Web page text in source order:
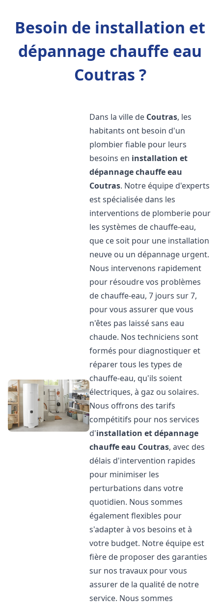
Besoin de installation et
dépannage chauffe eau
Coutras ?
Dans la ville de Coutras, les
habitants ont besoin d'un
plombier fiable pour leurs
besoins en installation et
dépannage chauffe eau
Coutras. Notre équipe d'experts
est spécialisée dans les
interventions de plomberie pour
les systèmes de chauffe-eau,
que ce soit pour une installation
neuve ou un dépannage urgent.
Nous intervenons rapidement
pour résoudre vos problèmes
de chauffe-eau, 7 jours sur 7,
pour vous assurer que vous
n'êtes pas laissé sans eau
chaude. Nos techniciens sont
formés pour diagnostiquer et
réparer tous les types de
chauffe-eau, qu'ils soient
électriques, à gaz ou solaires.
Nous offrons des tarifs
compétitifs pour nos services
d'installation et dépannage
chauffe eau Coutras, avec des
délais d'intervention rapides
pour minimiser les
perturbations dans votre
quotidien. Nous sommes
également flexibles pour
s'adapter à vos besoins et à
votre budget. Notre équipe est
fière de proposer des garanties
sur nos travaux pour vous
assurer de la qualité de notre
service. Nous sommes